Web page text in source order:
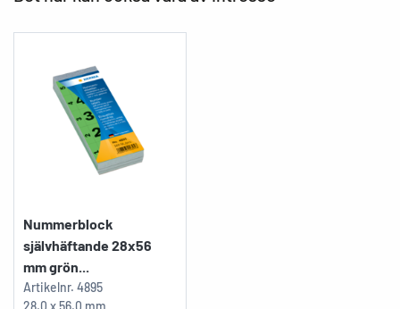
Nummerblock
självhäftande 28x56
mm grön...
Artikelnr. 4895
28,0 x 56,0 mm